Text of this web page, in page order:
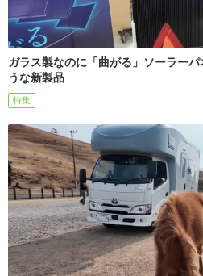
ガラス製なのに「曲がる」ソーラー
うな新製品
特集